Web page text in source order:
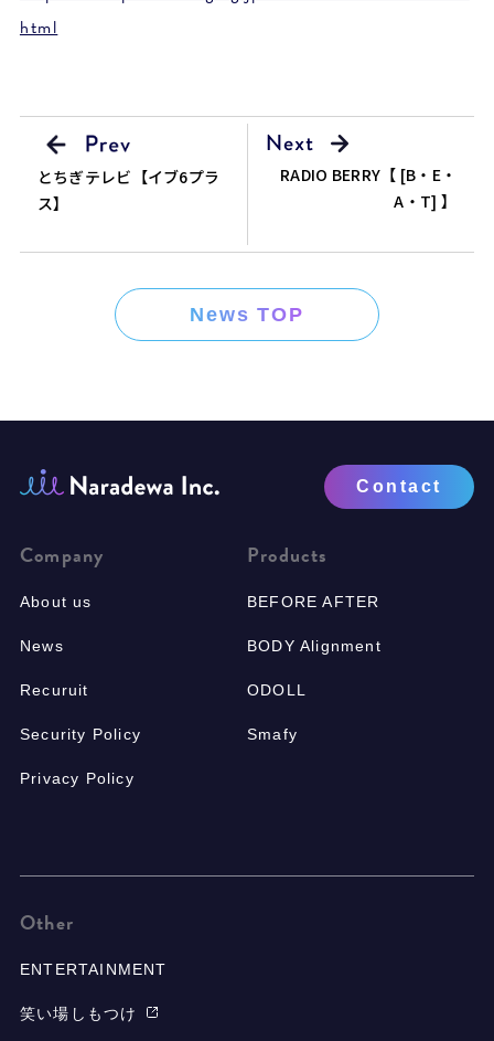
html
とちぎテレビ【イブ6プラ
ス】
RADIO BERRY【 [B・E・
A・T] 】
News TOP
Contact
Company
About us
News
Recuruit
Security Policy
Privacy Policy
Products
BEFORE AFTER
BODY Alignment
ODOLL
Smafy
Other
ENTERTAINMENT
笑い場しもつけ